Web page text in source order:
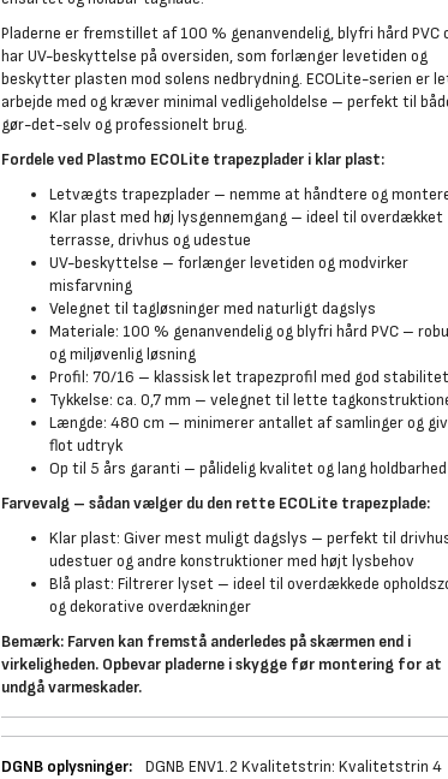
Pladerne er fremstillet af 100 % genanvendelig, blyfri hård PVC
har UV-beskyttelse på oversiden, som forlænger levetiden og
beskytter plasten mod solens nedbrydning. ECOLite-serien er
arbejde med og kræver minimal vedligeholdelse – perfekt til
gør-det-selv og professionelt brug.
Fordele ved Plastmo ECOLite trapezplader i klar plast:
Letvægts trapezplader – nemme at håndtere og
Klar plast med høj lysgennemgang – ideel til overdækket
terrasse, drivhus og udestue
UV-beskyttelse – forlænger levetiden og modvirker
misfarvning
Velegnet til tagløsninger med naturligt dagslys
Materiale: 100 % genanvendelig og blyfri hård PVC –
og miljøvenlig løsning
Profil: 70/16 – klassisk let trapezprofil med god
Tykkelse: ca. 0,7 mm – velegnet til lette
Længde: 480 cm – minimerer antallet af samlinger og
flot udtryk
Op til 5 års garanti – pålidelig kvalitet og lang holdbarhed
Farvevalg – sådan vælger du den rette ECOLite trapezplade:
Klar plast: Giver mest muligt dagslys – perfekt til
udestuer og andre konstruktioner med højt lysbehov
Blå plast: Filtrerer lyset – ideel til overdækkede
og dekorative overdækninger
Bemærk: Farven kan fremstå anderledes på skærmen end i
virkeligheden. Opbevar pladerne i skygge før montering for at
undgå varmeskader.
DGNB oplysninger:
DGNB ENV1.2 Kvalitetstrin: Kvalitetstrin 4